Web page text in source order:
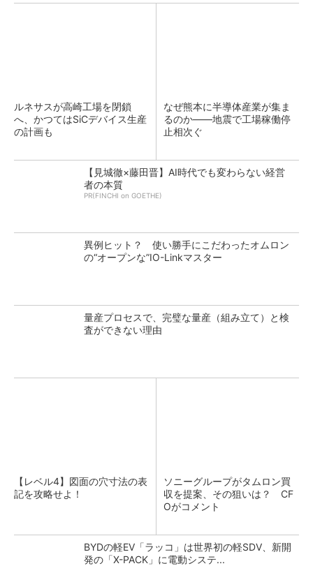
ルネサスが高崎工場を閉鎖
へ、かつてはSiCデバイス生産
の計画も
なぜ熊本に半導体産業が集ま
るのか――地震で工場稼働停
止相次ぐ
【見城徹×藤田晋】AI時代でも変わらない経営
者の本質
PR(FINCHI on GOETHE)
異例ヒット？ 使い勝手にこだわったオムロン
の“オープンな”IO-Linkマスター
量産プロセスで、完璧な量産（組み立て）と検
査ができない理由
【レベル4】図面の穴寸法の表
記を攻略せよ！
ソニーグループがタムロン買
収を提案、その狙いは？ CF
Oがコメント
BYDの軽EV「ラッコ」は世界初の軽SDV、新開
発の「X-PACK」に電動システ...